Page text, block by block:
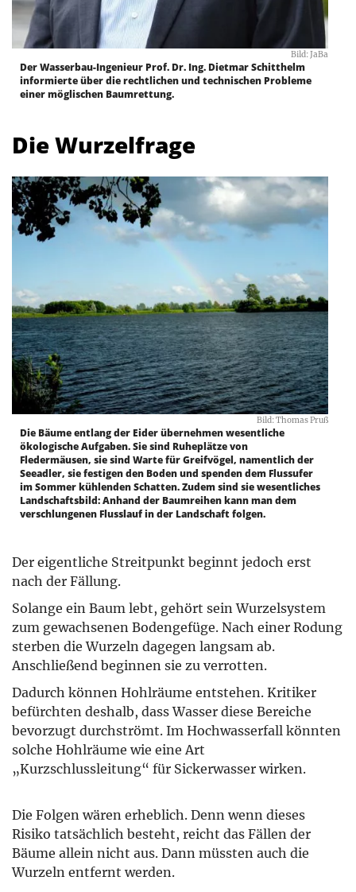
Bild: JaBa
Der Wasserbau-Ingenieur Prof. Dr. Ing. Dietmar Schitthelm
informierte über die rechtlichen und technischen Probleme
einer möglischen Baumrettung.
Die Wurzelfrage
Bild: Thomas Pruß
Die Bäume entlang der Eider übernehmen wesentliche
ökologische Aufgaben. Sie sind Ruheplätze von
Fledermäusen, sie sind Warte für Greifvögel, namentlich der
Seeadler, sie festigen den Boden und spenden dem Flussufer
im Sommer kühlenden Schatten. Zudem sind sie wesentliches
Landschaftsbild: Anhand der Baumreihen kann man dem
verschlungenen Flusslauf in der Landschaft folgen.
Der eigentliche Streitpunkt beginnt jedoch erst
nach der Fällung.
Solange ein Baum lebt, gehört sein Wurzelsystem
zum gewachsenen Bodengefüge. Nach einer Rodung
sterben die Wurzeln dagegen langsam ab.
Anschließend beginnen sie zu verrotten.
Dadurch können Hohlräume entstehen. Kritiker
befürchten deshalb, dass Wasser diese Bereiche
bevorzugt durchströmt. Im Hochwasserfall könnten
solche Hohlräume wie eine Art
„Kurzschlussleitung“ für Sickerwasser wirken.
Die Folgen wären erheblich. Denn wenn dieses
Risiko tatsächlich besteht, reicht das Fällen der
Bäume allein nicht aus. Dann müssten auch die
Wurzeln entfernt werden.